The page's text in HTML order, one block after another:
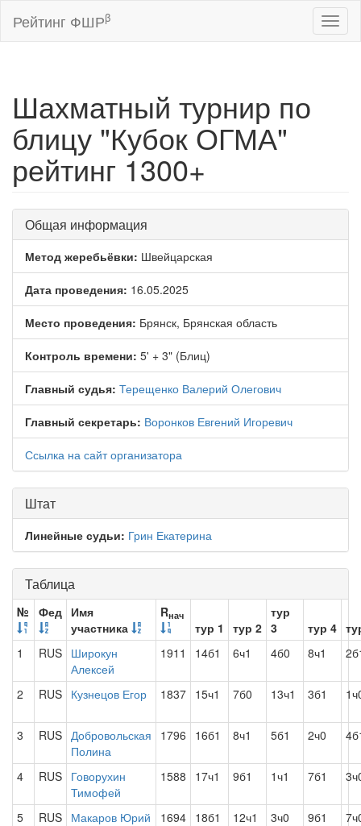
Рейтинг ФШРβ
Шахматный турнир по
блицу "Кубок ОГМА"
рейтинг 1300+
Общая информация
Метод жеребьёвки: Швейцарская
Дата проведения: 16.05.2025
Место проведения: Брянск, Брянская область
Контроль времени: 5' + 3" (Блиц)
Главный судья: Терещенко Валерий Олегович
Главный секретарь: Воронков Евгений Игоревич
Ссылка на сайт организатора
Штат
Линейные судьи: Грин Екатерина
Таблица
№ Фед Имя
участника
Rнач
тур 1 тур 2
тур
3
тур 4
1
RUS Широкун
Алексей
1911 14б1 6ч1 4б0 8ч1
2 RUS Кузнецов Егор 1837 15ч1 7б0 13ч1 3б1
3 RUS Добровольская
Полина
1796 16б1 8ч1 5б1 2ч0
4 RUS Говорухин
Тимофей
1588 17ч1 9б1 1ч1 7б1
5 RUS Макаров Юрий 1694 18б1 12ч1 3ч0 9б1